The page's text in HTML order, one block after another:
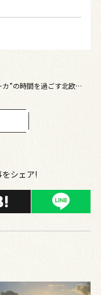
”の時間を過ごす北欧流の
シェア!